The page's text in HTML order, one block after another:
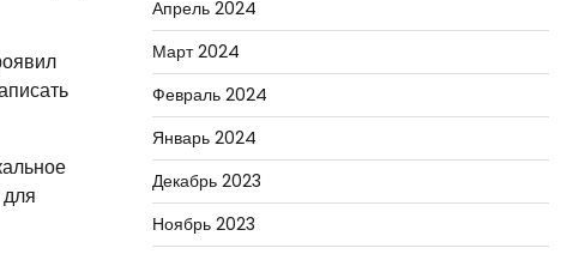
Апрель 2024
Март 2024
Февраль 2024
Январь 2024
Декабрь 2023
Ноябрь 2023